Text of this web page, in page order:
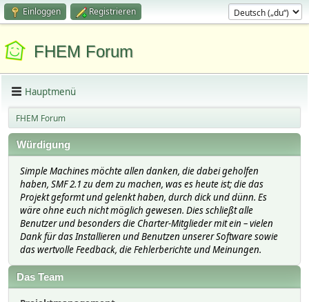
Einloggen Registrieren
FHEM Forum
Hauptmenü
FHEM Forum
Würdigung
Simple Machines möchte allen danken, die dabei geholfen
haben, SMF 2.1 zu dem zu machen, was es heute ist; die das
Projekt geformt und gelenkt haben, durch dick und dünn. Es
wäre ohne euch nicht möglich gewesen. Dies schließt alle
Benutzer und besonders die Charter-Mitglieder mit ein – vielen
Dank für das Installieren und Benutzen unserer Software sowie
das wertvolle Feedback, die Fehlerberichte und Meinungen.
Das Team